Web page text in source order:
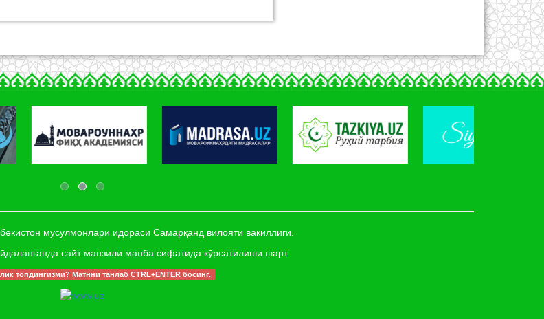
мусулмонлари идораси Самарқанд вилояти вакиллиги.
сайт манзили манба сифатида кўрсатилиши шарт.
топдингизми? Матнни танлаб CTRL+ENTER босинг.